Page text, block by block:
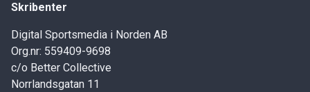
Skribenter
Digital Sportsmedia i Norden AB
Org.nr: 559409-9698
c/o Better Collective
Norrlandsgatan 11